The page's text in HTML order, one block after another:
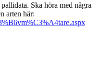
Ska höra med några
arten här: